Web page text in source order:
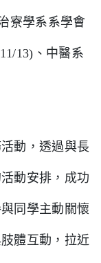
寮學系系學會
13)、中醫系
動，透過與長
動安排，成功
同學主動關懷
體互動，拉近